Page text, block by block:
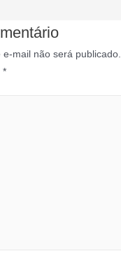
mail não será publicado.
*